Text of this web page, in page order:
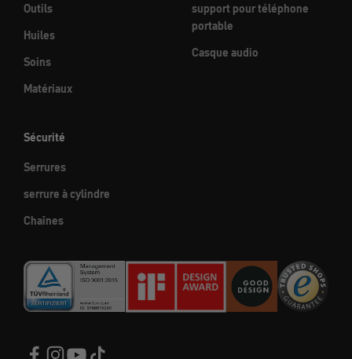
Outils
Huiles
Soins
Matériaux
support pour téléphone
portable
Casque audio
Sécurité
Serrures
serrure à cylindre
Chaînes